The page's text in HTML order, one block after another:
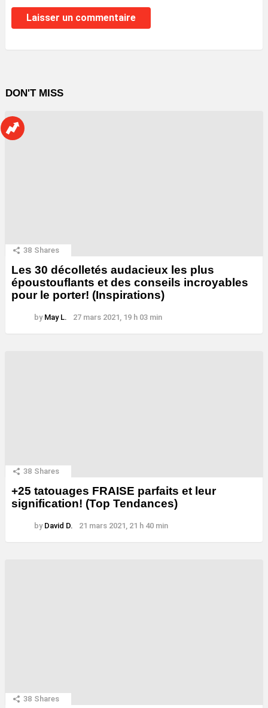
DON'T MISS
38 Shares
Les 30 décolletés audacieux les plus
époustouflants et des conseils incroyables
pour le porter! (Inspirations)
by May L. 27 mars 2021, 19 h 03 min
38 Shares
+25 tatouages ​​FRAISE parfaits et leur
signification! (Top Tendances)
by David D. 21 mars 2021, 21 h 40 min
38 Shares